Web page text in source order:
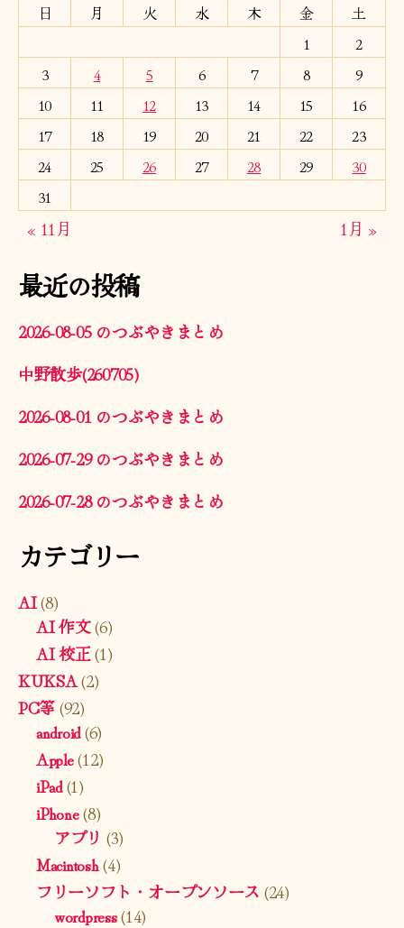
日
月 火 水 木 金
土
1
2
3
4 5 6 7 8
9
10
11 12 13 14 15
16
17
18 19 20 21 22
23
24
25 26 27 28 29
30
31
« 11月 1月 »
最近の投稿
2026-08-05 のつぶやきまとめ
中野散歩(260705)
2026-08-01 のつぶやきまとめ
2026-07-29 のつぶやきまとめ
2026-07-28 のつぶやきまとめ
カテゴリー
AI(8)
AI 作文(6)
AI 校正(1)
KUKSA(2)
PC等(92)
android(6)
Apple(12)
iPad(1)
iPhone(8)
アプリ (3)
Macintosh(4)
フリーソフト・オープンソース (24)
wordpress(14)